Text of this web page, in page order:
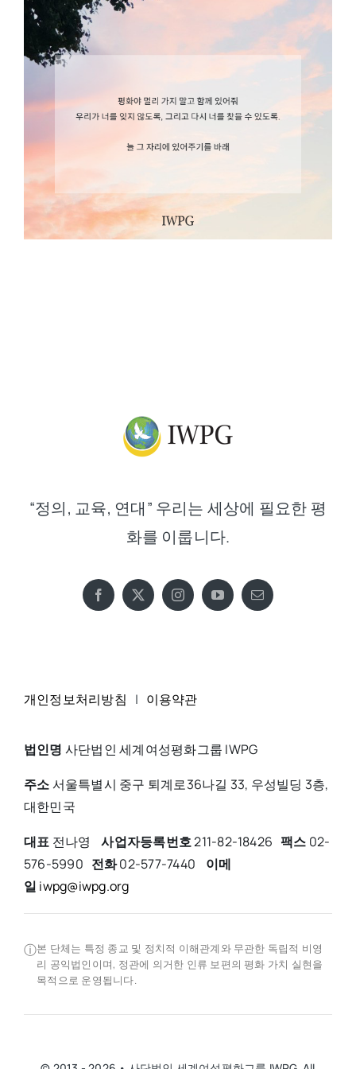
“정의, 교육, 연대” 우리는 세상에 필요한 평
화를 이룹니다.
개인정보처리방침 | 이용약관
법인명 사단법인 세계여성평화그룹 IWPG
주소서울특별시 중구 퇴계로36나길 33, 우성빌딩 3층,
대한민국
대표 전나영사업자등록번호211-82-18426 팩스 02-
576-5990 전화02-577-7440 이메
일 iwpg@iwpg.org
ⓘ본 단체는 특정 종교 및 정치적 이해관계와 무관한 독립적 비영
리 공익법인이며, 정관에 의거한 인류 보편의 평화 가치 실현을
목적으로 운영됩니다.